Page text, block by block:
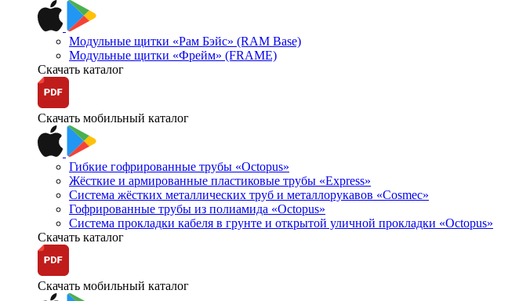
Модульные щитки «Рам Бэйс» (RAM Base)
Модульные щитки «Фрейм» (FRAME)
Скачать каталог
Скачать мобильный каталог
Гибкие гофрированные трубы «Octopus»
Жёсткие и армированные пластиковые трубы «Express»
Система жёстких металлических труб и металлорукавов «Cosmec»
Гофрированные трубы из полиамида «Octopus»
Система прокладки кабеля в грунте и открытой уличной прокладки «Octopus»
Скачать каталог
Скачать мобильный каталог